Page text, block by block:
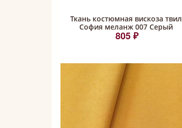
Ткань костюмная вискоза твил
София меланж 007 Серый
805 ₽